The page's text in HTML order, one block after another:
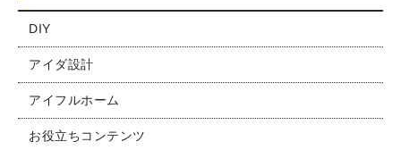
DIY
アイダ設計
アイフルホーム
お役立ちコンテンツ
施工実績
ココだけの話